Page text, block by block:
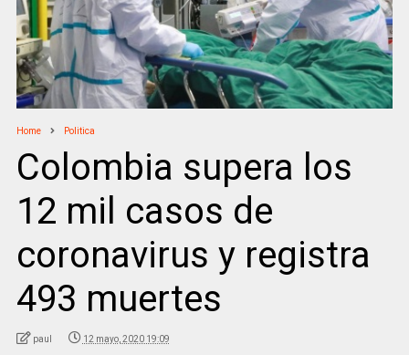
Home Politica
Colombia supera los
12 mil casos de
coronavirus y registra
493 muertes
paul 12 mayo, 2020 19:09